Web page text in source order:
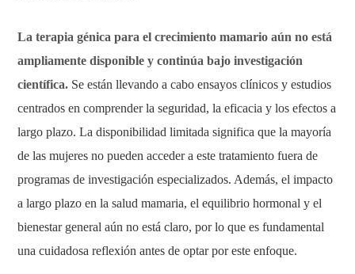
La terapia génica para el crecimiento mamario aún no está
ampliamente disponible y continúa bajo investigación
científica. Se están llevando a cabo ensayos clínicos y estudios
centrados en comprender la seguridad, la eficacia y los efectos a
largo plazo. La disponibilidad limitada significa que la mayoría
de las mujeres no pueden acceder a este tratamiento fuera de
programas de investigación especializados. Además, el impacto
a largo plazo en la salud mamaria, el equilibrio hormonal y el
bienestar general aún no está claro, por lo que es fundamental
una cuidadosa reflexión antes de optar por este enfoque.